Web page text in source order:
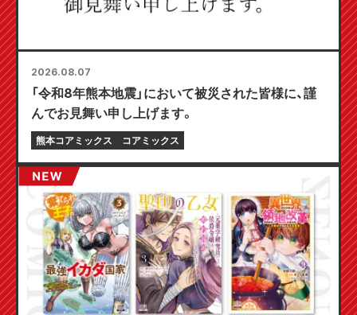
2026.08.07
「令和8年熊本地震」において被災された皆様に、謹
んでお見舞い申し上げます。
熊本コアミックス コアミックス